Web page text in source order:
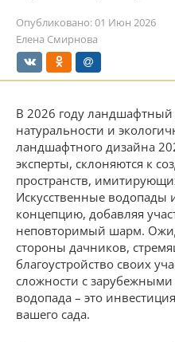
Опубликовано:01 Июн 2026
Елена Смирнова
В 2026 году ландшафтный
натуральности и
ландшафтного дизайна
эксперты, склоняются к
пространств,
Искусственные водопады
концепцию, добавляя
неповторимый шарм.
стороны дачников,
благоустройство своих
сложности с
водопада – это
вашего сада.